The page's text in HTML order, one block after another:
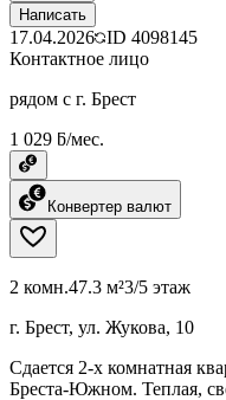
Написать
17.04.2026 ID 4098145
Контактное лицо
рядом с г. Брест
1 029 ƃ/мес.
Конвертер валют
2 комн.47.3 м²3/5 этаж
г. Брест, ул. Жукова, 10
Сдается 2-х комнатная
Бреста-Южном. Теплая,